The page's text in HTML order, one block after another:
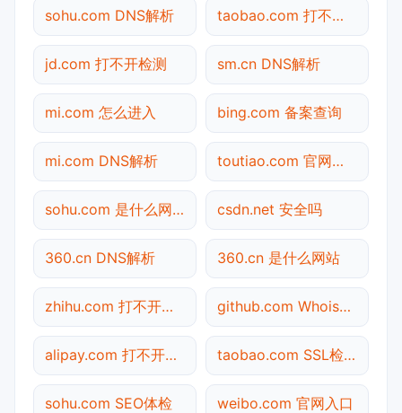
sohu.com DNS解析 taobao.com 打不开检测
jd.com 打不开检测 sm.cn DNS解析
mi.com 怎么进入 bing.com 备案查询
mi.com DNS解析 toutiao.com 官网入口
sohu.com 是什么网站 csdn.net 安全吗
360.cn DNS解析 360.cn 是什么网站
zhihu.com 打不开检测 github.com Whois查询
alipay.com 打不开检测 taobao.com SSL检测
sohu.com SEO体检 weibo.com 官网入口